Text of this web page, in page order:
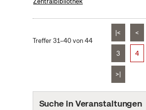
Treffer 31–40 von 44
|< <
3 4
>|
Suche in Veranstaltungen